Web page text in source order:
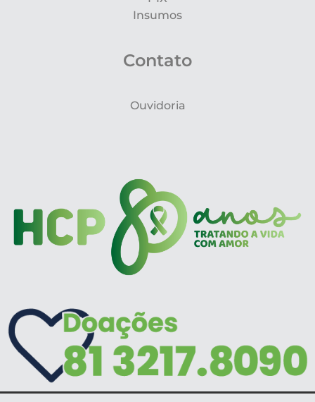
Insumos
Contato
Ouvidoria